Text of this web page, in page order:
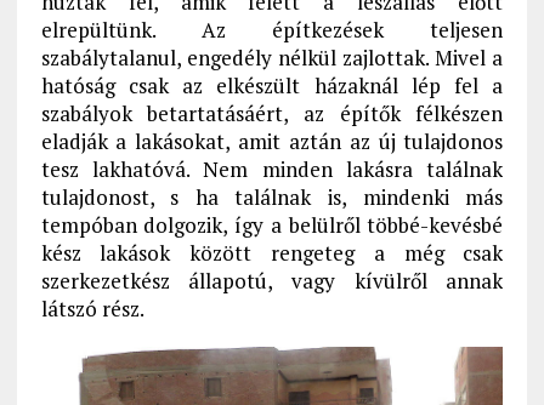
elrepültünk. Az építkezések teljesen
szabálytalanul, engedély nélkül zajlottak. Mivel a
hatóság csak az elkészült házaknál lép fel a
szabályok betartatásáért, az építők félkészen
eladják a lakásokat, amit aztán az új tulajdonos
tesz lakhatóvá. Nem minden lakásra találnak
tulajdonost, s ha találnak is, mindenki más
tempóban dolgozik, így a belülről többé-kevésbé
kész lakások között rengeteg a még csak
szerkezetkész állapotú, vagy kívülről annak
látszó rész.